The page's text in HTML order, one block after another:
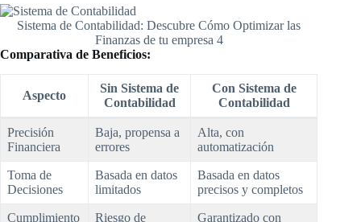
Sistema de Contabilidad: Descubre Cómo Optimizar las
Finanzas de tu empresa 4
Comparativa de Beneficios:
Aspecto
Sin Sistema de
Contabilidad
Con Sistema de
Contabilidad
Precisión
Financiera
Baja, propensa a
errores
Alta, con
automatización
Toma de
Decisiones
Basada en datos
limitados
Basada en datos
precisos y completos
Cumplimiento Riesgo de Garantizado con